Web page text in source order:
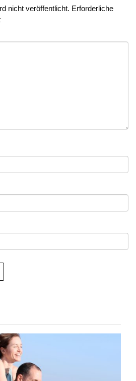
nicht veröffentlicht. Erforderliche